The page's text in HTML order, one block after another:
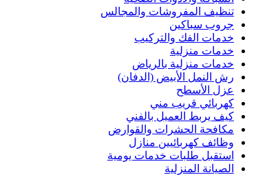
تنظيف المفروشات والمجالس
جروب سباكين
خدمات الفك والتركيب
خدمات منزلية
خدمات منزلية بالرياض
رش النمل الأبيض (الدفان)
عزل الأسطح
كهربائي قريب مني
كيف يربط العميل بالفني
مكافحة الحشرات والقوارض
وظائف كهربائيين منازل
استقبل طلبات خدمات يومية
الصيانة المنزلية